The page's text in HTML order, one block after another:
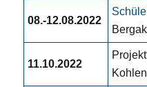
08.-12.08.2022
11.10.2022